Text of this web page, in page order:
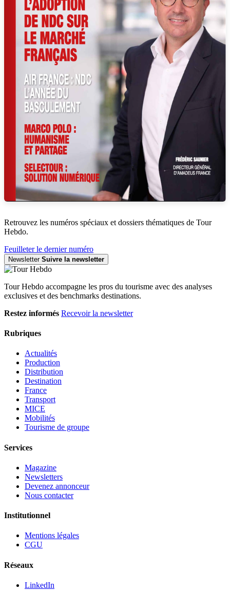
Retrouvez les numéros spéciaux et dossiers thématiques de Tour
Hebdo.
Feuilleter le dernier numéro
Newsletter Suivre la newsletter
Tour Hebdo accompagne les pros du tourisme avec des analyses
exclusives et des benchmarks destinations.
Restez informés Recevoir la newsletter
Rubriques
Actualités
Production
Distribution
Destination
France
Transport
MICE
Mobilités
Tourisme de groupe
Services
Magazine
Newsletters
Devenez annonceur
Nous contacter
Institutionnel
Mentions légales
CGU
Réseaux
LinkedIn